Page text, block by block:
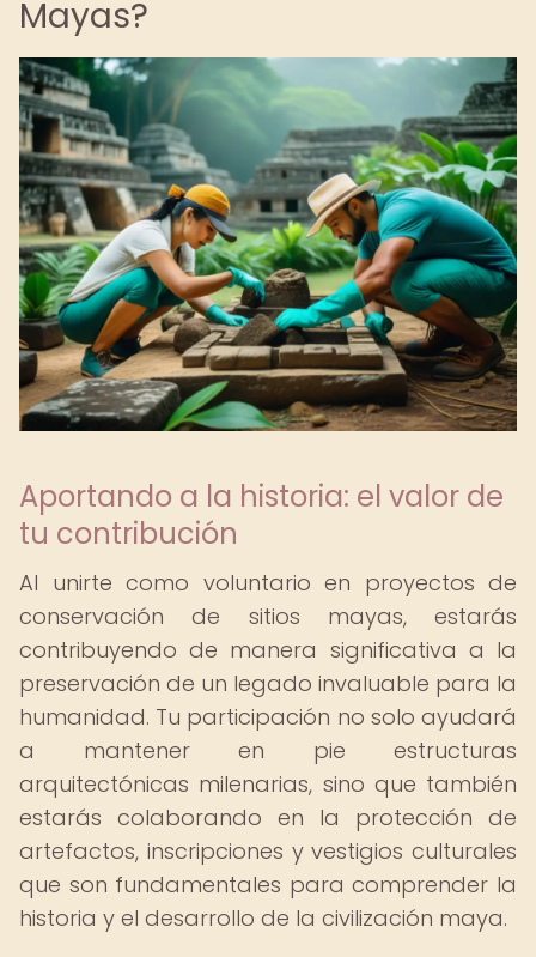
Mayas?
Aportando a la historia: el valor de
tu contribución
Al unirte como voluntario en proyectos de
conservación de sitios mayas, estarás
contribuyendo de manera significativa a la
preservación de un legado invaluable para la
humanidad. Tu participación no solo ayudará
a mantener en pie estructuras
arquitectónicas milenarias, sino que también
estarás colaborando en la protección de
artefactos, inscripciones y vestigios culturales
que son fundamentales para comprender la
historia y el desarrollo de la civilización maya.